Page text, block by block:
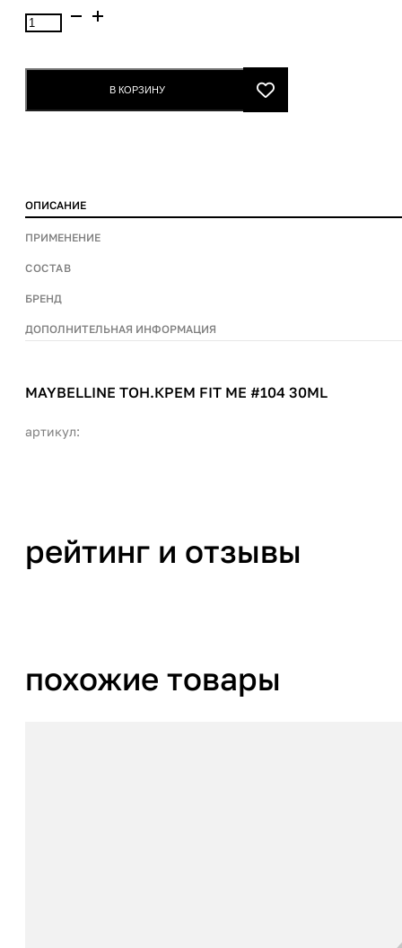
Maybelline
Тон.крем
В КОРЗИНУ
ОПИСАНИЕ
ПРИМЕНЕНИЕ
СОСТАВ
БРЕНД
ДОПОЛНИТЕЛЬНАЯ ИНФОРМАЦИЯ
MAYBELLINE ТОН.КРЕМ FIT ME #104 30ML
артикул:
рейтинг и отзывы
похожие товары